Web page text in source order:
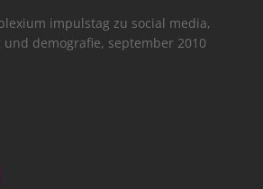
impulstag zu social media,
demografie, september 2010